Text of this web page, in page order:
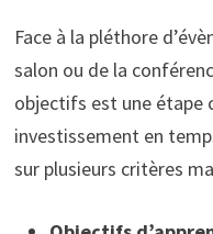
Face à la pléthore
salon ou de la
objectifs est une étape
investissement en
sur plusieurs critères